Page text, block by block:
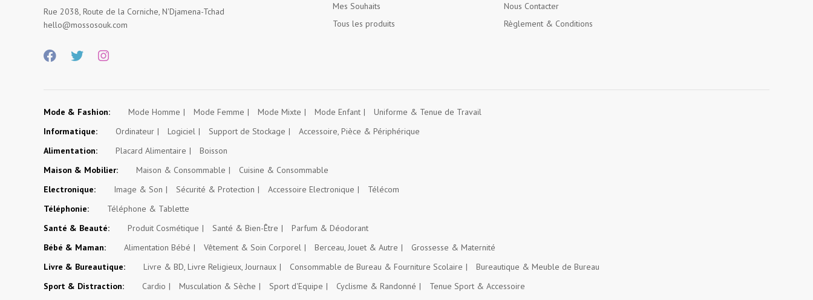
Rue 2038, Route de la Corniche, N'Djamena-Tchad
hello@mossosouk.com
Mes Souhaits
Tous les produits
Nous Contacter
Règlement & Conditions
Mode & Fashion: Mode Homme Mode Femme Mode Mixte Mode Enfant
Uniforme & Tenue de Travail
Informatique:
Ordinateur Logiciel Support de Stockage
Accessoire, Pièce & Périphérique
Alimentation:
Placard Alimentaire
Boisson
Maison & Mobilier:
Maison & Consommable
Cuisine & Consommable
Electronique:
Image & Son Sécurité & Protection Accessoire Electronique
Télécom
Téléphonie:
Téléphone & Tablette
Santé & Beauté:
Produit Cosmétique Santé & Bien-Être
Parfum & Déodorant
Bébé & Maman:
Alimentation Bébé Vêtement & Soin Corporel Berceau, Jouet & Autre
Grossesse & Maternité
Livre & Bureautique:
Livre & BD, Livre Religieux, Journaux Consommable de Bureau & Fourniture Scolaire
Bureautique & Meuble de Bureau
Sport & Distraction:
Cardio Musculation & Sèche Sport d'Equipe Cyclisme & Randonné Tenue Sport & Accessoire